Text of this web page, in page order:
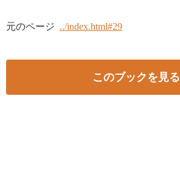
元のページ ../index.html#29
このブックを見る